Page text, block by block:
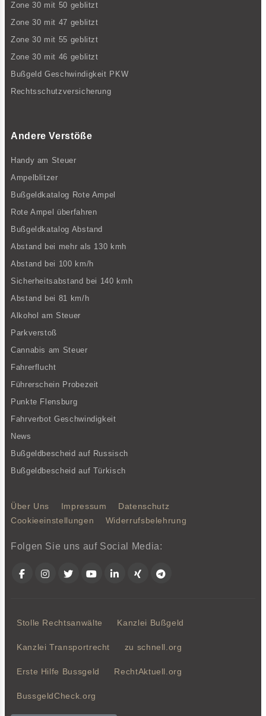
Zone 30 mit 50 geblitzt
Zone 30 mit 47 geblitzt
Zone 30 mit 55 geblitzt
Zone 30 mit 46 geblitzt
Bußgeld Geschwindigkeit PKW
Rechtsschutzversicherung
Andere Verstöße
Handy am Steuer
Ampelblitzer
Bußgeldkatalog Rote Ampel
Rote Ampel überfahren
Bußgeldkatalog Abstand
Abstand bei mehr als 130 kmh
Abstand bei 100 km/h
Sicherheitsabstand bei 140 kmh
Abstand bei 81 km/h
Alkohol am Steuer
Parkverstoß
Cannabis am Steuer
Fahrerflucht
Führerschein Probezeit
Punkte Flensburg
Fahrverbot Geschwindigkeit
News
Bußgeldbescheid auf Russisch
Bußgeldbescheid auf Türkisch
Über Uns Impressum
Datenschutz
Cookieeinstellungen
Widerrufsbelehrung
Folgen Sie uns auf Social Media:
Stolle Rechtsanwälte Kanzlei Bußgeld
Kanzlei Transportrecht zu schnell.org
Erste Hilfe Bussgeld RechtAktuell.org
BussgeldCheck.org